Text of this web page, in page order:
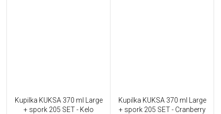
Kupilka KUKSA 370 ml Large
+ spork 205 SET - Kelo
Kupilka KUKSA 370 ml Large
+ spork 205 SET - Cranberry